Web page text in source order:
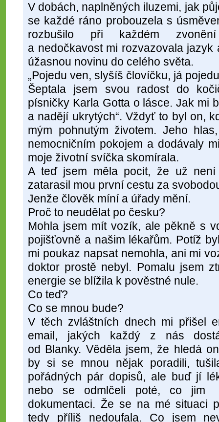
V dobách, naplněných iluzemi, jak
se každé ráno probouzela s
rozbušilo při každém
a nedočkavost mi rozvazovala
úžasnou novinu do celého světa.
„Pojedu ven, slyšíš človíčku, já
Šeptala jsem svou radost do
písničky Karla Gotta o lásce. Jak mi
a nadějí ukrytých“. Vždyť to byl on,
mým pohnutým životem. Jeho
nemocničním pokojem a dodávaly
moje životní svíčka skomírala.
A teď jsem měla pocit, že už
zatarasil mou první cestu za
Jenže člověk míní a úřady mění.
Proč to neudělat po česku?
Mohla jsem mít vozík, ale pěkně s
pojišťovně a našim lékařům. Potíž
mi poukaz napsat nemohla, ani mi
doktor prostě nebyl. Pomalu jsem
energie se blížila k pověstné nule.
Co teď?
Co se mnou bude?
V těch zvláštních dnech mi přišel
email, jakých každý z nás
od Blanky. Věděla jsem, že hledá
by si se mnou nějak poradili,
pořádných pár dopisů, ale buď jí
nebo se odmlčeli poté, co jim
dokumentaci. Že se na mé situaci
tedy příliš nedoufala. Co jsem